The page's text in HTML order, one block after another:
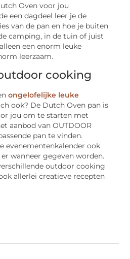
Oven voor jou
een dagdeel leer je de
van de pan en hoe je buiten
camping, in de tuin of juist
een enorm leuke
leerzaam.
cooking
ongelofelijke leuke
ook? De Dutch Oven pan is
jou om te starten met
aanbod van OUTDOOR
pan te vinden.
evenementenkalender ook
wanneer gegeven worden.
outdoor cooking
allerlei creatieve recepten